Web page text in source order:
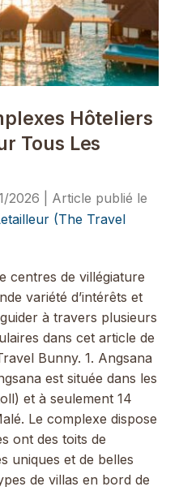
Hôteliers
Tous Les
2026
(The Travel
centres de villégiature
variété d’intérêts et
à travers plusieurs
dans cet article de
Bunny. 1. Angsana
est située dans les
et à seulement 14
Le complexe dispose
ont des toits de
uniques et de belles
de villas en bord de